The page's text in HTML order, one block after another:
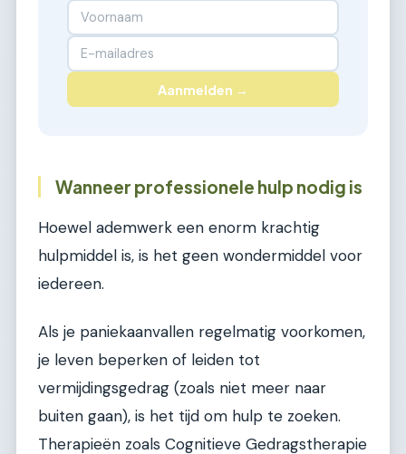
Aanmelden →
Wanneer professionele hulp nodig is
Hoewel ademwerk een enorm krachtig
hulpmiddel is, is het geen wondermiddel voor
iedereen.
Als je paniekaanvallen regelmatig voorkomen,
je leven beperken of leiden tot
vermijdingsgedrag (zoals niet meer naar
buiten gaan), is het tijd om hulp te zoeken.
Therapieën zoals Cognitieve Gedragstherapie